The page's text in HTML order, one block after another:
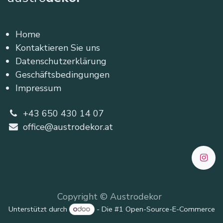
Home
Kontaktieren Sie uns
Datenschutzerklärung
Geschäftsbedingungen
Impressum
+43 650 430 14 07
office@austrodekor.at
Copyright © Austrodekor
Unterstützt durch - Die #1 Open-Source-E-Commerce